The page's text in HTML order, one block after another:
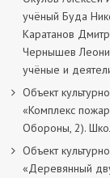
учёный Буда
Каратанов
Чернышев
учёные и
Объект
«Комплекс
Обороны, 2).
Объект
«Деревянный